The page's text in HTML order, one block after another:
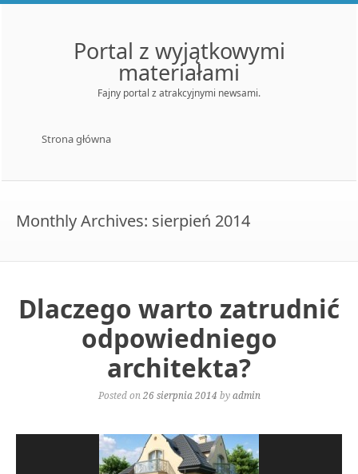
Portal z wyjątkowymi
materiałami
Fajny portal z atrakcyjnymi newsami.
Skip to content
Strona główna
Monthly Archives: sierpień 2014
Dlaczego warto zatrudnić
odpowiedniego
architekta?
Posted on 26 sierpnia 2014 byadmin